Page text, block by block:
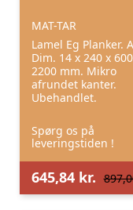
MAT-TAR
Lamel Eg Planker.
Dim. 14 x 240 x
2200 mm. Mikro
afrundet kanter.
Ubehandlet.
Spørg os på
leveringstiden !
645,84 kr.